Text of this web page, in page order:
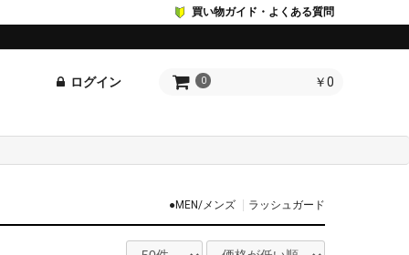
買い物ガイド・よくある質問
ログイン 0 ￥0
●MEN/メンズ ラッシュガード